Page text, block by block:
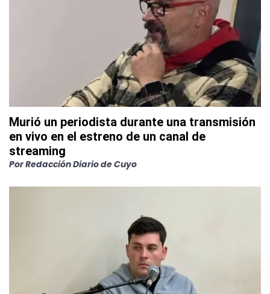
Murió un periodista durante una transmisión
en vivo en el estreno de un canal de
streaming
PorRedacción Diario de Cuyo